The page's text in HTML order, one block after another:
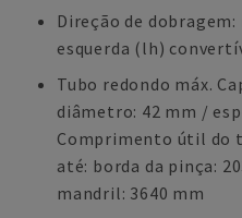
Direção de
esquerda (lh)
Tubo redondo máx.
diâmetro: 42 mm /
Comprimento útil do
até: borda da pinça:
mandril: 3640 mm